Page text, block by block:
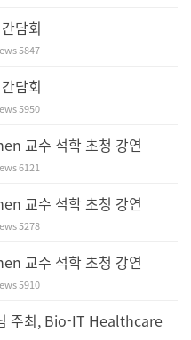
담회
5847
담회
5950
교수 석학 초청 강연
6121
교수 석학 초청 강연
5278
교수 석학 초청 강연
5910
주최, Bio-IT Healthcare